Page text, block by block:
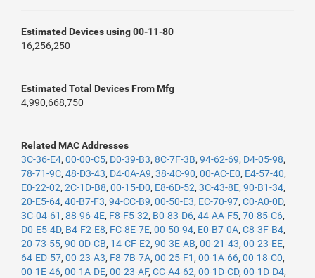
Estimated Devices using 00-11-80
16,256,250
Estimated Total Devices From Mfg
4,990,668,750
Related MAC Addresses
3C-36-E4, 00-00-C5, D0-39-B3, 8C-7F-3B, 94-62-69, D4-05-98,
78-71-9C, 48-D3-43, D4-0A-A9, 38-4C-90, 00-AC-E0, E4-57-40,
E0-22-02, 2C-1D-B8, 00-15-D0, E8-6D-52, 3C-43-8E, 90-B1-34,
20-E5-64, 40-B7-F3, 94-CC-B9, 00-50-E3, EC-70-97, C0-A0-0D,
3C-04-61 , 88-96-4E, F8-F5-32, B0-83-D6, 44-AA-F5, 70-85-C6,
D0-E5-4D, B4-F2-E8, FC-8E-7E, 00-50-94, E0-B7-0A, C8-3F-B4,
20-73-55, 90-0D-CB, 14-CF-E2, 90-3E-AB, 00-21-43, 00-23-EE,
64-ED-57, 00-23-A3, F8-7B-7A, 00-25-F1 , 00-1A-66, 00-18-C0,
00-1E-46, 00-1A-DE, 00-23-AF, CC-A4-62, 00-1D-CD, 00-1D-D4,